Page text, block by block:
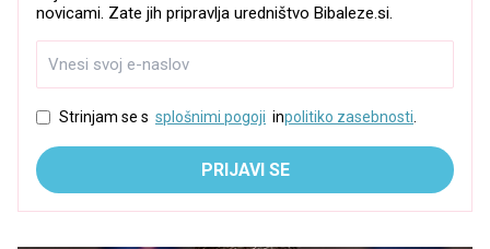
novicami. Zate jih pripravlja uredništvo Bibaleze.si.
Strinjam se s splošnimi pogoji inpolitiko zasebnosti
PRIJAVI SE